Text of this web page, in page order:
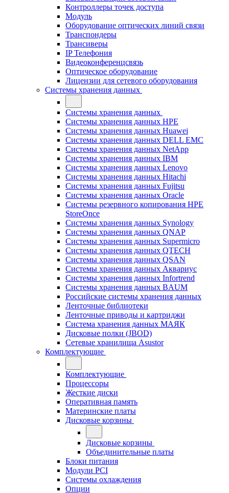
Контроллеры точек доступа
Модуль
Оборудование оптических линий связи
Транспондеры
Трансиверы
IP Телефония
Видеоконференцсвязь
Оптическое оборудование
Лицензии для сетевого оборудования
Системы хранения данных
Системы хранения данных
Системы хранения данных HPE
Системы хранения данных Huawei
Системы хранения данных DELL EMC
Cистемы хранения данных NetApp
Системы хранения данных IBM
Системы хранения данных Lenovo
Системы хранения данных Hitachi
Системы хранения данных Fujitsu
Системы хранения данных Oracle
Системы резервного копирования HPE
StoreOnce
Системы хранения данных Synology
Системы хранения данных QNAP
Системы хранения данных Supermicro
Системы хранения данных QTECH
Системы хранения данных QSAN
Системы хранения данных Аквариус
Системы хранения данных Infortrend
Системы хранения данных BAUM
Российские системы хранения данных
Ленточные библиотеки
Ленточные приводы и картриджи
Система хранения данных МАЯК
Дисковые полки (JBOD)
Сетевые хранилища Asustor
Комплектующие
Комплектующие
Процессоры
Жесткие диски
Оперативная память
Материнские платы
Дисковые корзины
Дисковые корзины
Объединительные платы
Блоки питания
Модули PCI
Системы охлаждения
Опции